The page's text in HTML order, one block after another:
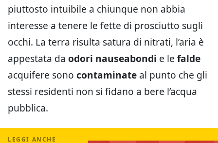
piuttosto intuibile a chiunque non abbia
interesse a tenere le fette di prosciutto sugli
occhi. La terra risulta satura di nitrati, l’aria è
appestata da odori nauseabondi e le falde
acquifere sono contaminate al punto che gli
stessi residenti non si fidano a bere l’acqua
pubblica.